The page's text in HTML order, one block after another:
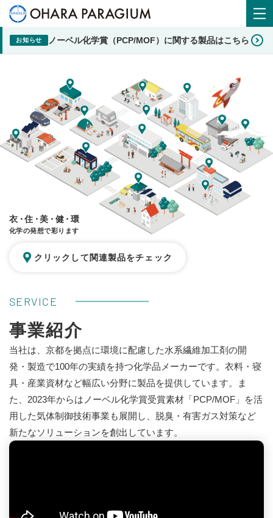
お知らせ ノーベル化学賞（PCP/MOF）に関する製品はこちら
衣・住・美・健・環
化学の発想で彩ります
クリックして関連製品をチェック
SERVICE
事業紹介
当社は、京都を拠点に環境に配慮した水系繊維加工剤の開
発・製造で100年の実績を持つ化学品メーカーです。衣料・寝
具・産業資材など幅広い分野に製品を提供しています。ま
た、2023年からはノーベル化学賞受賞素材「PCP/MOF」を活
用した気体制御技術事業も展開し、脱臭・有害ガス対策など
新たなソリューションを創出しています。